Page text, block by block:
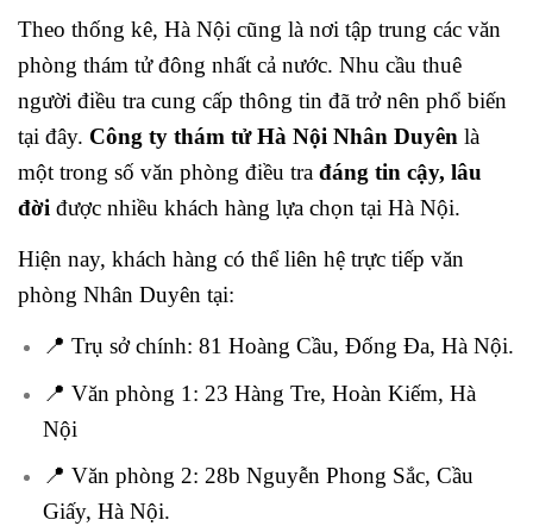
Theo thống kê, Hà Nội cũng là nơi tập trung các văn
phòng thám tử đông nhất cả nước. Nhu cầu thuê
người điều tra cung cấp thông tin đã trở nên phổ biến
tại đây. Công ty thám tử Hà Nội Nhân Duyên là
một trong số văn phòng điều tra đáng tin cậy, lâu
đời được nhiều khách hàng lựa chọn tại Hà Nội.
Hiện nay, khách hàng có thể liên hệ trực tiếp văn
phòng Nhân Duyên tại:
📍 Trụ sở chính: 81 Hoàng Cầu, Đống Đa, Hà Nội.
📍 Văn phòng 1: 23 Hàng Tre, Hoàn Kiếm, Hà
Nội
📍 Văn phòng 2: 28b Nguyễn Phong Sắc, Cầu
Giấy, Hà Nội.